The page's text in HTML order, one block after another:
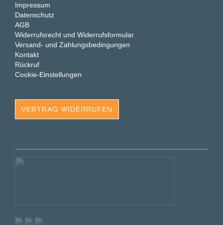
Impressum
Datenschutz
AGB
Widerrufsrecht und Widerrufsformular
Versand- und Zahlungsbedingungen
Kontakt
Rückruf
Cookie-Einstellungen
VERTRAG WIDERRUFEN